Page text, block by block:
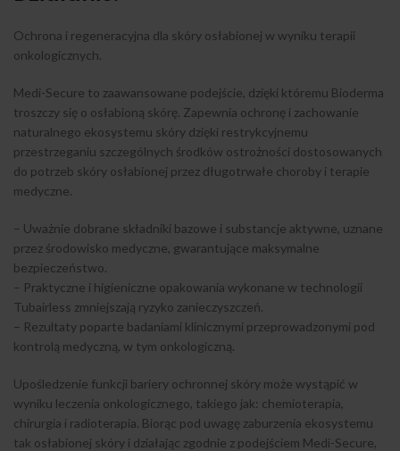
Ochrona i regeneracyjna dla skóry osłabionej w wyniku terapii
onkologicznych.
Medi-Secure to zaawansowane podejście, dzięki któremu Bioderma
troszczy się o osłabioną skórę. Zapewnia ochronę i zachowanie
naturalnego ekosystemu skóry dzięki restrykcyjnemu
przestrzeganiu szczególnych środków ostrożności dostosowanych
do potrzeb skóry osłabionej przez długotrwałe choroby i terapie
medyczne.
– Uważnie dobrane składniki bazowe i substancje aktywne, uznane
przez środowisko medyczne, gwarantujące maksymalne
bezpieczeństwo.
– Praktyczne i higieniczne opakowania wykonane w technologii
Tubairless zmniejszają ryzyko zanieczyszczeń.
– Rezultaty poparte badaniami klinicznymi przeprowadzonymi pod
kontrolą medyczną, w tym onkologiczną.
Upośledzenie funkcji bariery ochronnej skóry może wystąpić w
wyniku leczenia onkologicznego, takiego jak: chemioterapia,
chirurgia i radioterapia. Biorąc pod uwagę zaburzenia ekosystemu
tak osłabionej skóry i działając zgodnie z podejściem Medi-Secure,